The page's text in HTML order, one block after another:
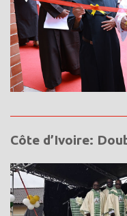
Côte d’Ivoire: